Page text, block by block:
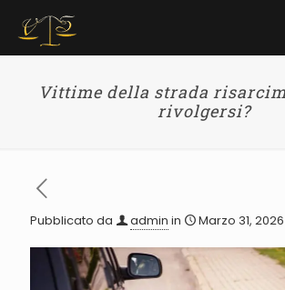
Vittime della strada
rivolgersi?
Pubblicato da admin in Marzo 31, 2026